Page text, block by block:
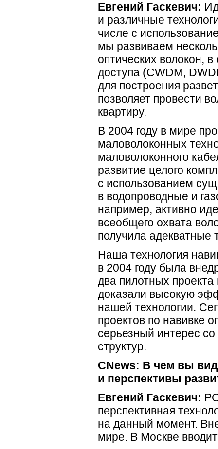
Евгений Гаскевич:
и различные
числе с
мы развиваем
оптических волокон,
доступа (CWDM,
для построения
позволяет провести
квартиру.
В 2004 году в мире
маловолоконных
маловолоконного
развитие целого
с использованием
в водопроводные и
например, активно
всеобщего охвата
получила адекватные
Наша технология
в 2004 году была
два пилотных
доказали высокую
нашей технологии.
проектов по навивке
серьезный интерес
структур.
CNews: В чем вы
и перспективы
Евгений Гаскевич:
перспективная
на данный момент.
мире. В Москве